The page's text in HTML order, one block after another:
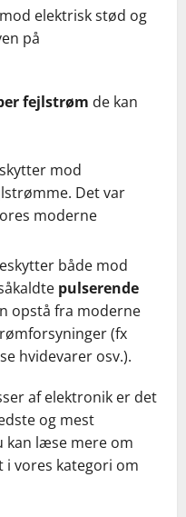
elektrisk stød og
på
fejlstrøm de kan
mod
Det var
moderne
både mod
pulserende
opstå fra moderne
(fx
hvidevarer osv.).
af elektronik er det
og mest
kan læse mere om
vores kategori om